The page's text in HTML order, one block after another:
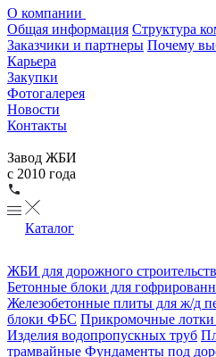
О компании
Общая информация Структура
Заказчики и партнеры Почему
Карьера
Закупки
Фотогалерея
Новости
Контакты
Завод ЖБИ
с 2010 года
Каталог
ЖБИ для дорожного
Бетонные блоки для
Железобетонные плиты для ж/д
блоки ФБС Прикромочные лотки
Изделия водопропускных труб
трамвайные Фундаменты под